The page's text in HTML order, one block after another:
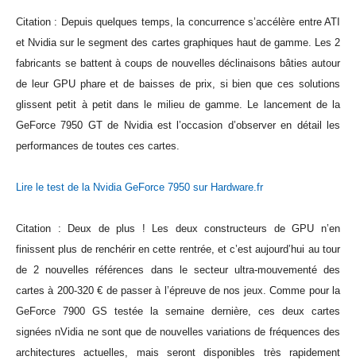
Citation : Depuis quelques temps, la concurrence s’accélère entre ATI
et Nvidia sur le segment des cartes graphiques haut de gamme. Les 2
fabricants se battent à coups de nouvelles déclinaisons bâties autour
de leur GPU phare et de baisses de prix, si bien que ces solutions
glissent petit à petit dans le milieu de gamme. Le lancement de la
GeForce 7950 GT de Nvidia est l’occasion d’observer en détail les
performances de toutes ces cartes.
Lire le test de la Nvidia GeForce 7950 sur Hardware.fr
Citation : Deux de plus ! Les deux constructeurs de GPU n’en
finissent plus de renchérir en cette rentrée, et c’est aujourd’hui au tour
de 2 nouvelles références dans le secteur ultra-mouvementé des
cartes à 200-320 € de passer à l’épreuve de nos jeux. Comme pour la
GeForce 7900 GS testée la semaine dernière, ces deux cartes
signées nVidia ne sont que de nouvelles variations de fréquences des
architectures actuelles, mais seront disponibles très rapidement